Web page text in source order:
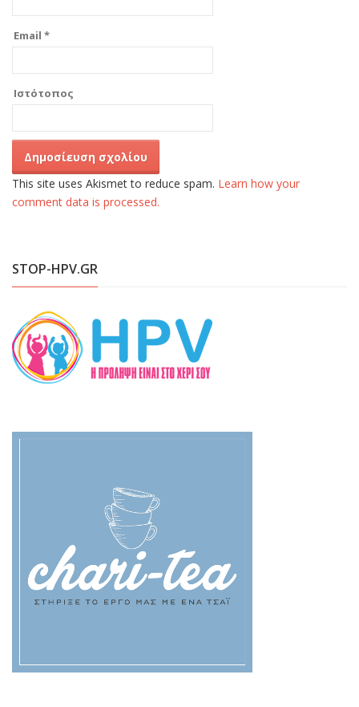
Email *
Ιστότοπος
This site uses Akismet to reduce spam. Learn how your
comment data is processed.
STOP-HPV.GR